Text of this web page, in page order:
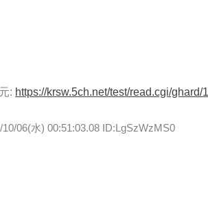
: https://krsw.5ch.net/test/read.cgi/ghard/
10/06(水) 00:51:03.08 ID:LgSzWzMS0